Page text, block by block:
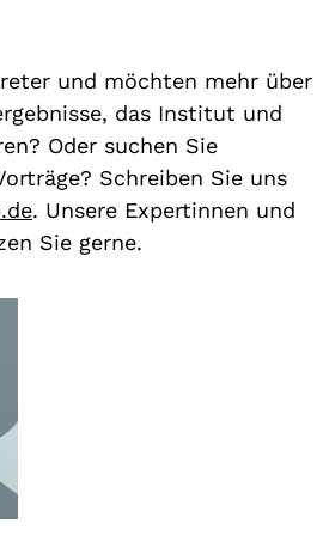
und möchten mehr über
das Institut und
Oder suchen Sie
Schreiben Sie uns
. Unsere Expertinnen und
Sie gerne.